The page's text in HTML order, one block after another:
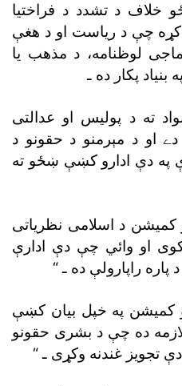
خلاف د تشدد د فراختيا
چې د رياست او د هغې
لوظنامه، د مذهب يا
پکار ده ـ
ته د پوليس او عدالتى
او د مېرمنو د حقونو د
په دې ادارو کښې ښځو ته
کميشن د اسلامى نظرياتى
او وائي چې دې ادارې
پاره راپارولې ده ـ “
کميشن په خپل بيان کښې
لازمه ده چې د بشرى حقونو
تجويز غندنه وکړى ـ “